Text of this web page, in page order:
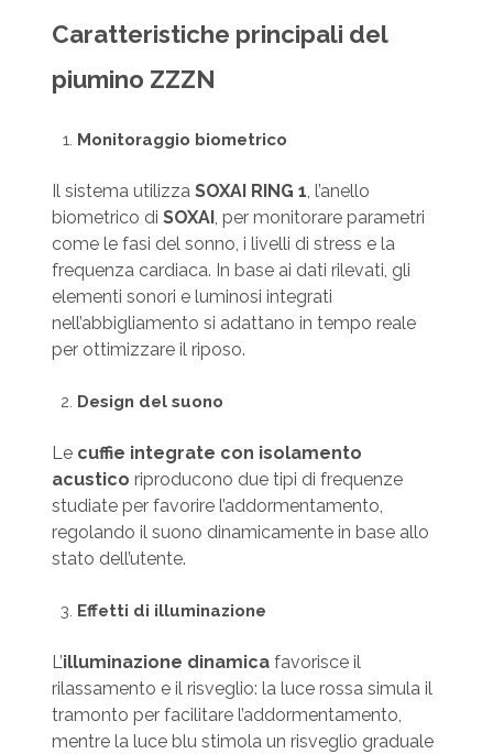
Caratteristiche principali del
piumino ZZZN
Monitoraggio biometrico
Il sistema utilizza SOXAI RING 1, l’anello
biometrico di SOXAI, per monitorare parametri
come le fasi del sonno, i livelli di stress e la
frequenza cardiaca. In base ai dati rilevati, gli
elementi sonori e luminosi integrati
nell’abbigliamento si adattano in tempo reale
per ottimizzare il riposo.
Design del suono
Le cuffie integrate con isolamento
acustico riproducono due tipi di frequenze
studiate per favorire l’addormentamento,
regolando il suono dinamicamente in base allo
stato dell’utente.
Effetti di illuminazione
L’illuminazione dinamica favorisce il
rilassamento e il risveglio: la luce rossa simula il
tramonto per facilitare l’addormentamento,
mentre la luce blu stimola un risveglio graduale